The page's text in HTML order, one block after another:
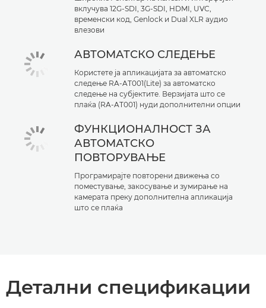
вклучува 12G-SDI, 3G-SDI, HDMI, UVC,
временски код, Genlock и Dual XLR аудио
влезови
АВТОМАТСКО СЛЕДЕЊЕ
Користете ја апликацијата за автоматско
следење RA-AT001(Lite) за автоматско
следење на субјектите. Верзијата што се
плаќа (RA-AT001) нуди дополнителни опции
ФУНКЦИОНАЛНОСТ ЗА
АВТОМАТСКО
ПОВТОРУВАЊЕ
Програмирајте повторени движења со
поместување, закосување и зумирање на
камерата преку дополнителна апликација
што се плаќа
Детални спецификации